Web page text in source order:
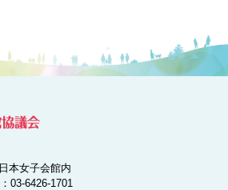
本女子会館内
03-6426-1701